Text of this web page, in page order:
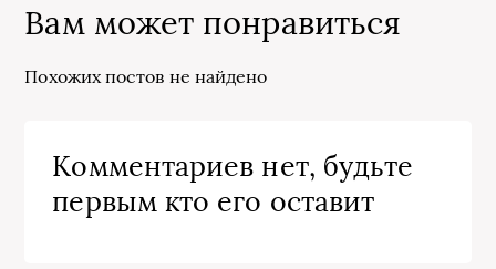
Вам может понравиться
Похожих постов не найдено
Комментариев нет, будьте
первым кто его оставит